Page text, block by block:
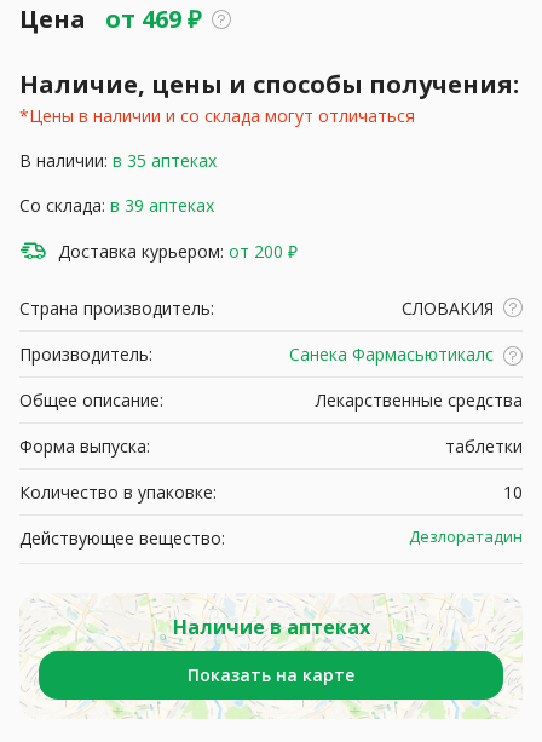
Цена от 469₽
Наличие, цены и способы получения:
*Цены в наличии и со склада могут отличаться
В наличии: в 35 аптеках
Со склада: в 39 аптеках
Доставка курьером: от 200 ₽
Страна производитель:
СЛОВАКИЯ
Производитель:
Санека Фармасьютикалс
Общее описание:
Лекарственные средства
Форма выпуска:
таблетки
Количество в упаковке:
10
Действующее вещество:
Дезлоратадин
Наличие в аптеках
Показать на карте